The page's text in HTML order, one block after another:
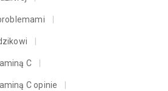
C
C opinie